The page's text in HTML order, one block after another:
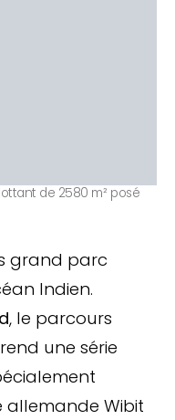
de 2580 m² posé
grand parc
Indien.
, le parcours
une série
Wibit